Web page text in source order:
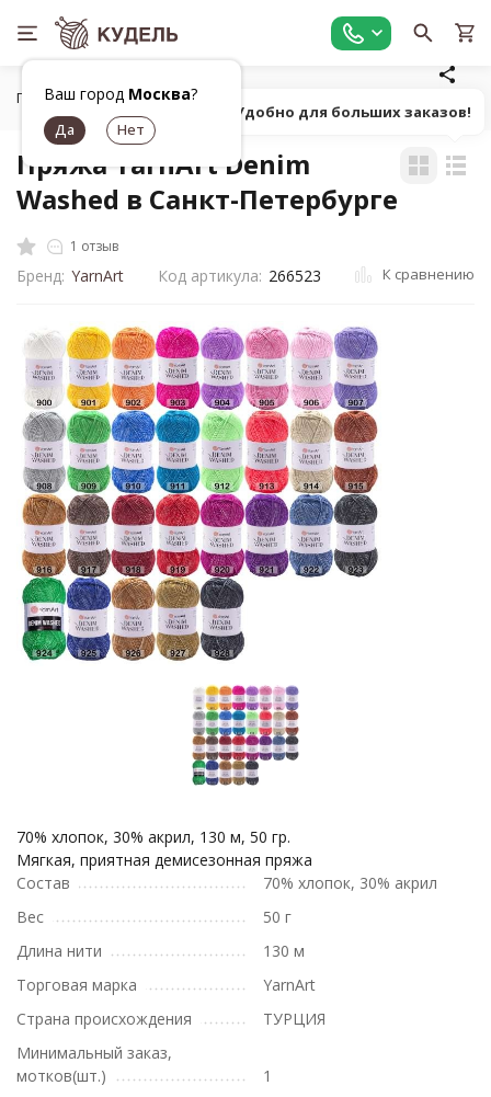
Ваш город Москва?
Главная Все для вязания
Пряжа YarnArt Denim
Washed в Санкт-Петербурге
1 отзыв
Бренд: YarnArt Код артикула: 266523 К сравнению
70% хлопок, 30% акрил, 130 м, 50 гр.
Мягкая, приятная демисезонная пряжа
Состав
70% хлопок, 30% акрил
Вес
50 г
Длина нити
130 м
Торговая марка
YarnArt
Страна происхождения
ТУРЦИЯ
Минимальный заказ,
мотков(шт.)
1
Попробуй! Удобно для больших заказов!